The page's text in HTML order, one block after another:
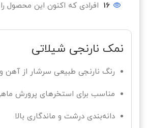
16 افرادی که اکنون این محصول
نمک نارنجی شیلاتی
رنگ نارنجی طبیعی سرشار از آهن
مناسب برای استخرهای پرورش
دانه‌بندی درشت و ماندگاری بالا